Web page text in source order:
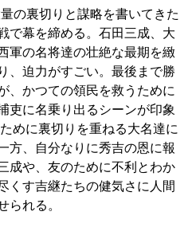
の裏切りと謀略を書いてきた
で幕を締める。石田三成、大
軍の名将達の壮絶な最期を緻
、迫力がすごい。最後まで勝
、かつての領民を救うために
吏に名乗り出るシーンが印象
めに裏切りを重ねる大名達に
方、自分なりに秀吉の恩に報
成や、友のために不利とわか
くす吉継たちの健気さに人間
られる。